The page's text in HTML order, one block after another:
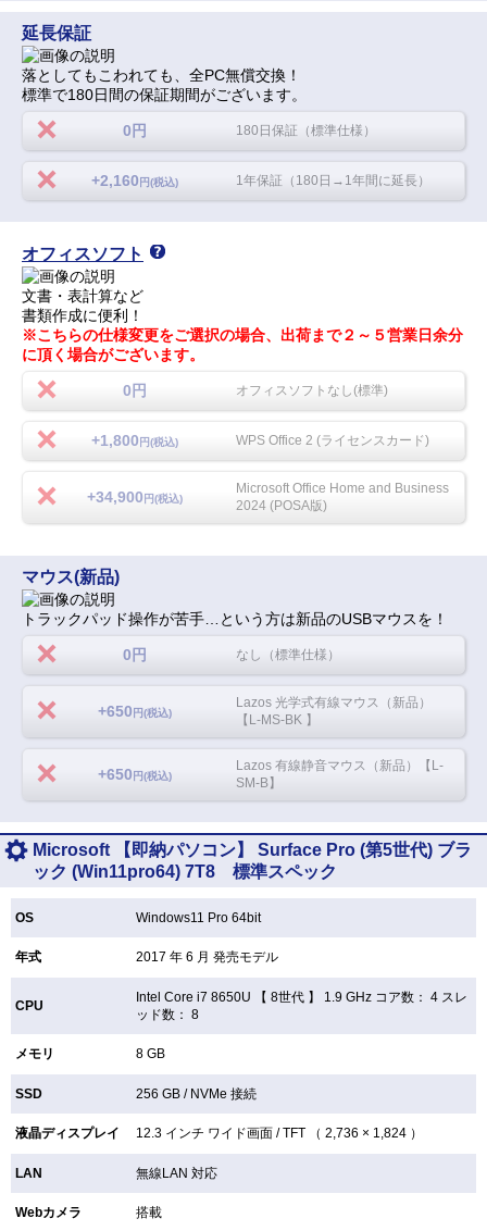
延長保証
落としてもこわれても、全PC無償交換！
標準で180日間の保証期間がございます。
0円 180日保証（標準仕様）
+2,160 円(税込) 1年保証（180日→1年間に延長）
オフィスソフト
文書・表計算など
書類作成に便利！
※こちらの仕様変更をご選択の場合、出荷まで２～５営業日余分
に頂く場合がございます。
0円 オフィスソフトなし(標準)
+1,800 円(税込) WPS Office 2 (ライセンスカード)
+34,900 円(税込)
Microsoft Office Home and Business
2024 (POSA版)
マウス(新品)
トラックパッド操作が苦手…という方は新品のUSBマウスを！
0円 なし（標準仕様）
+650 円(税込)
Lazos 光学式有線マウス（新品）
【L-MS-BK 】
+650 円(税込)
Lazos 有線静音マウス（新品）【L-
SM-B】
Microsoft 【即納パソコン】 Surface Pro (第5世代) ブラ
ック (Win11pro64) 7T8 標準スペック
OS Windows11 Pro 64bit
年式 2017 年 6 月 発売モデル
CPU
Intel Core i7 8650U 【8世代 】 1.9 GHz コア数： 4 スレ
ッド数： 8
メモリ 8 GB
SSD 256 GB / NVMe 接続
液晶ディスプレイ 12.3 インチ ワイド画面 /TFT （ 2,736 × 1,824 ）
LAN 無線LAN対応
Webカメラ 搭載